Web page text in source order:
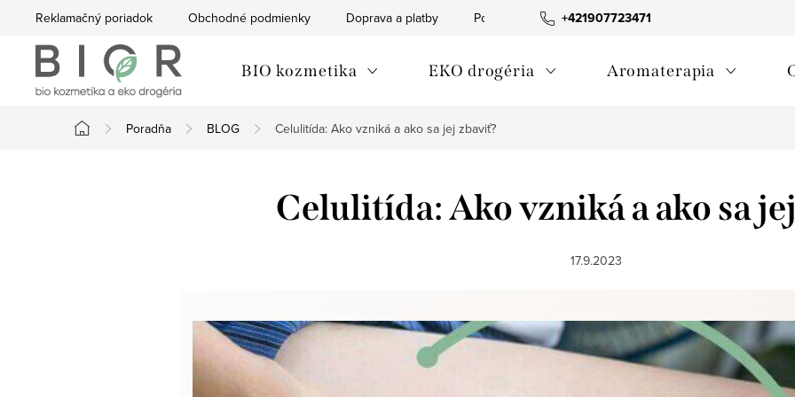
+421907723471
Reklamačný poriadok Obchodné podmienky Doprava a platby Podmienky ochrany osobných údajov
BIO kozmetika EKO drogéria Aromaterapia
Domov
Poradňa BLOG Celulitída: Ako vzniká a ako sa jej zbaviť?
Celulitída: Ako vzniká a ako sa
17.9.2023